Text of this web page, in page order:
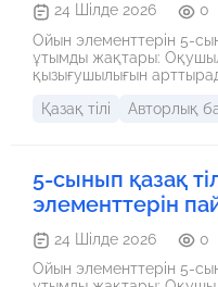
24 Шілде 2026 0
Ойын элементтерін 5-
ұтымды жақтары:
қызығушылығын
Топпен жұмыс істеу
сенімділігін арттырады.
Қазақ тілі Авторлық
5-сынып қазақ
элементтерін
24 Шілде 2026 0
Ойын элементтерін 5-